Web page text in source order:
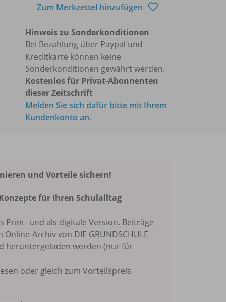
Zum Merkzettel hinzufügen
Hinweis zu Sonderkonditionen
Bei Bezahlung über Paypal und
Kreditkarte können keine
Sonderkonditionen gewährt werden.
Kostenlos für Privat-Abonnenten
dieser Zeitschrift
Melden Sie sich dafür bitte mit Ihrem
Kundenkonto an.
und Vorteile sichern!
für Ihren Schulalltag
Print- und als digitale Version. Beiträge
Archiv von DIE GRUNDSCHULE
heruntergeladen werden (nur für
oder gleich zum Vorteilspreis